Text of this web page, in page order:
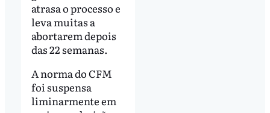
atrasa o processo e
leva muitas a
abortarem depois
das 22 semanas.
A norma do CFM
foi suspensa
liminarmente em